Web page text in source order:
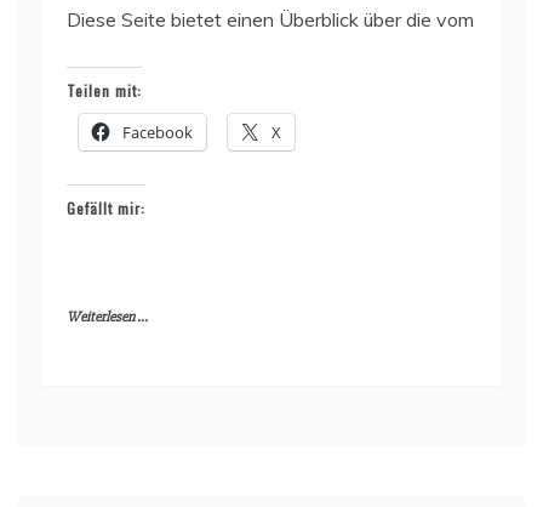
Diese Seite bietet einen Überblick über die vom
Teilen mit:
Facebook X
Gefällt mir:
Weiterlesen ...